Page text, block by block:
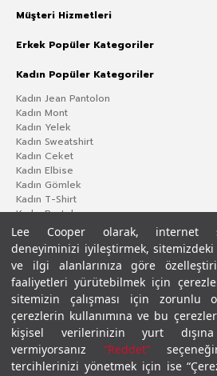
Lee Cooper olarak, internet
deneyiminizi iyileştirmek,
ve ilgi alanlarınıza göre
faaliyetleri yürütebilmek için
sitemizin çalışması için zorunlu
çerezlerin kullanımına ve bu
kişisel verilerinizin yurt dışına
vermiyorsanız “Reddet”
tercihlerinizi yönetmek için ise
Müşteri Hizmetleri
Erkek Popüler Kategoriler
Kadın Popüler Kategoriler
Kadın Jean Pantolon
Kadın Mont
Kadın Yelek
Kadın Sweatshirt
Kadın Ceket
Kadın Elbise
Kadın Gömlek
Kadın T-Shirt
Kadın Pantolon
Gizlilik PolitikasıÇerez PolitikasıKVKK